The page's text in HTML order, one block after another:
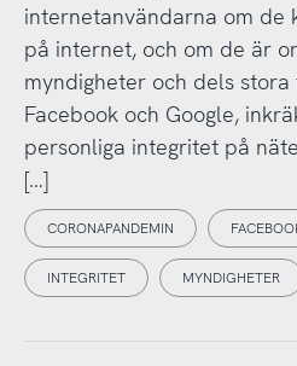
internetanvändarna om de
på internet, och om de är
myndigheter och dels stora
Facebook och Google,
personliga integritet på
[…]
CORONAPANDEMIN
INTEGRITET MYNDIGHETER